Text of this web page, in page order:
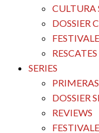
CULTURA
DOSSIER
SERIES
DOSSIER
REVIEWS